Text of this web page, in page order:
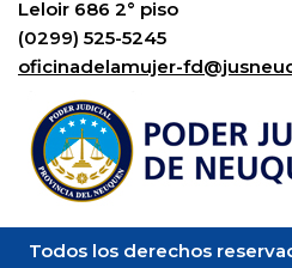
Leloir 686 2° piso
(0299) 525-5245
oficinadelamujer-
Todos los derechos